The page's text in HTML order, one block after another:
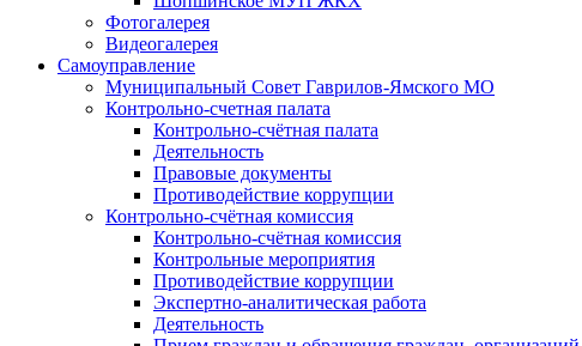
Фотогалерея
Видеогалерея
Самоуправление
Муниципальный Совет Гаврилов-Ямского МО
Контрольно-счетная палата
Контрольно-счётная палата
Деятельность
Правовые документы
Противодействие коррупции
Контрольно-счётная комиссия
Контрольно-счётная комиссия
Контрольные мероприятия
Противодействие коррупции
Экспертно-аналитическая работа
Деятельность